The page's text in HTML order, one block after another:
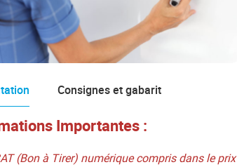
Consignes et gabarit
Importantes :
(Bon à Tirer) numérique compris dans le prix